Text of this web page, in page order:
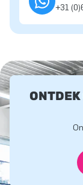
+31
ONTDEK